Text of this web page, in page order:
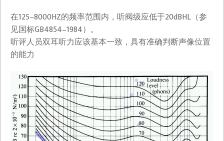
在125–8000HZ的频率范围内，听阀级应低于20dBHL（参
见国标GB4854–1984）。
听评人员双耳听力应该基本一致，具有准确判断声像位置
的能力